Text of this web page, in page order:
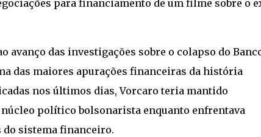
para financiamento de um filme sobre o
avanço das investigações sobre o colapso do
das maiores apurações financeiras da história
nos últimos dias, Vorcaro teria mantido
político bolsonarista enquanto enfrentava
do sistema financeiro.